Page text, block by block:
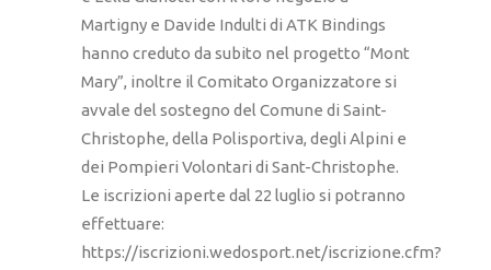
Martigny e Davide Indulti di ATK Bindings
hanno creduto da subito nel progetto “Mont
Mary”, inoltre il Comitato Organizzatore si
avvale del sostegno del Comune di Saint-
Christophe, della Polisportiva, degli Alpini e
dei Pompieri Volontari di Sant-Christophe.
Le iscrizioni aperte dal 22 luglio si potranno
effettuare:
https://iscrizioni.wedosport.net/iscrizione.cfm?